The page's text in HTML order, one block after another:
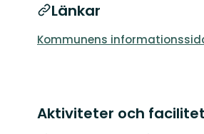
Länkar
Kommunens
Aktiviteter och